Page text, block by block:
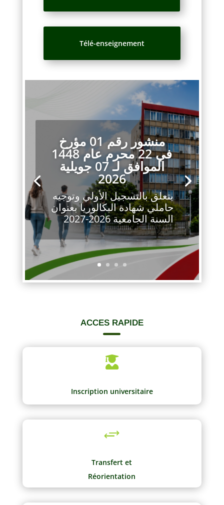
Télé-enseignement
منشور رقم 01 مؤرخ
في 22 محرم عام 1448
الموافق لـ 07 جويلية
2026
يتعلق بالتسجيل الأولي وتوجيه
حاملي شهادة البكالوريا بعنوان
السنة الجامعية 2026-2027
ACCES RAPIDE


Inscription universitaire
+
Transfert et
Réorientation